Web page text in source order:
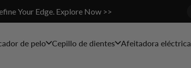
Your Edge. Explore Now >>
de pelo Cepillo de dientes Afeitadora eléctrica